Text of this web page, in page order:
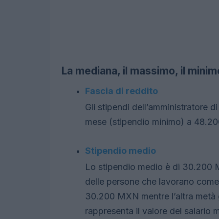
La mediana, il massimo, il
Fascia di reddito
Gli stipendi dell’amministratore
mese (stipendio minimo) a
Stipendio medio
Lo stipendio medio è di 30.200
delle persone che lavorano
30.200 MXN mentre l’altra
rappresenta il valore del salario